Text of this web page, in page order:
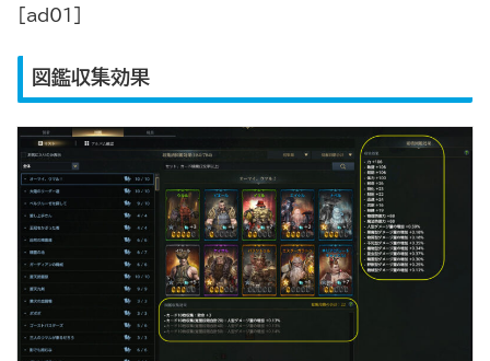
[ad01]
図鑑収集効果